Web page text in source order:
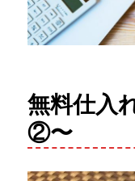
無料仕入
②〜